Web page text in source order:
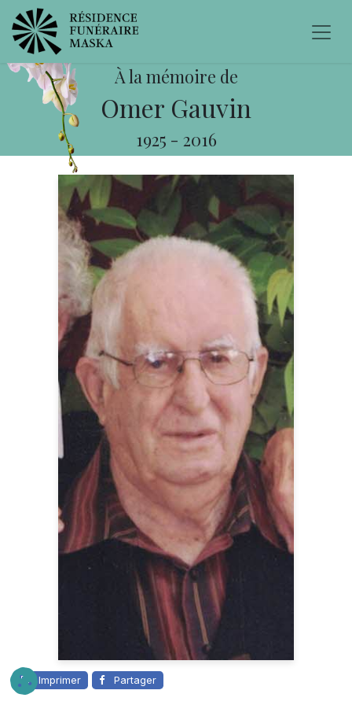
À la mémoire de
Omer Gauvin
1925 - 2016
Imprimer Partager